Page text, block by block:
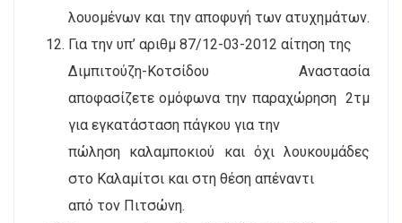
λουομένων και την αποφυγή των ατυχημάτων.
Για την υπ’ αριθμ 87/12-03-2012 αίτηση της
Διμπιτούζη-Κοτσίδου Αναστασία
αποφασίζετε ομόφωνα την παραχώρηση 2τμ
για εγκατάσταση πάγκου για την
πώληση καλαμποκιού και όχι λουκουμάδες
στο Καλαμίτσι και στη θέση απέναντι
από τον Πιτσώνη.